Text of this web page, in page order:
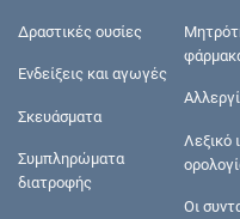
Δραστικές ουσίες
Ενδείξεις και αγωγές
Σκευάσματα
Συμπληρώματα
διατροφής
Λεξικό
Οι